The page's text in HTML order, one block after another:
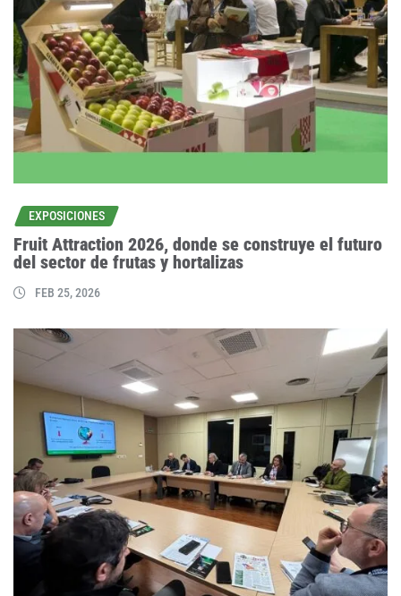
EXPOSICIONES
Fruit Attraction 2026, donde se construye el futuro
del sector de frutas y hortalizas
FEB 25, 2026